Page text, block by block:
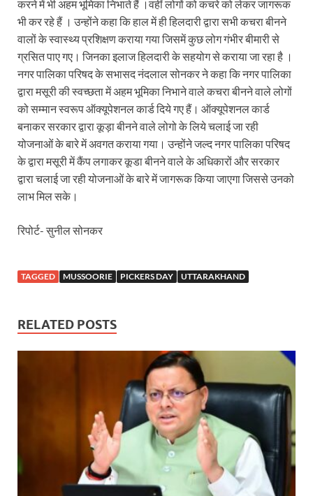
Baster’s New Picture: बस्तर की नई तस्वीर: मैदान में
पीएम मोदी के संबोधन की बड़ी बातें
Modern Composite Sleepers: एआई की मदद से ट्रैक
Char Dham Yatra Action Plan: चारधाम यात्रा-
Katra Banihal Special Train: कटरा – बनिहाल के
Aerial Survey: सीएम योगी के निर्देश पर उप मुख्यमंत्री व
Ancient Manuscripts: वैश्विक मंच तक पहुंचेगा भारतीय
Mann Ki Baat: प्रधानमंत्री नरेंद्र मोदी ने देशवासियों को
Mandir Cluster Model: पुरा महादेव मंदिर का ‘मंदिर
MMMUT Girls Hostel: एमएमएमयूटी में साइबर फोरेंसिक
Indian Railway Action: भारतीय रेलवे की बड़ी करवाई,
NCBC Chairman: साध्वी निरंजन ज्योति बनी राष्ट्रीय
मिलावटखोरों पर और कसेगा सरकार का शिकंजा
करने में भी अहम भूमिका निभाते हैं ।वहीं लोगों को कचरे को लेकर जागरूक
भी कर रहे हैं । उन्होंने कहा कि हाल में ही हिलदारी द्वारा सभी कचरा बीनने
वालों के स्वास्थ्य प्रशिक्षण कराया गया जिसमें कुछ लोग गंभीर बीमारी से
ग्रसित पाए गए। जिनका इलाज हिलदारी के सहयोग से कराया जा रहा है ।
नगर पालिका परिषद के सभासद नंदलाल सोनकर ने कहा कि नगर पालिका
द्वारा मसूरी की स्वच्छता में अहम भूमिका निभाने वाले कचरा बीनने वाले लोगों
को सम्मान स्वरूप ऑक्यूपेशनल कार्ड दिये गए हैं। ऑक्यूपेशनल कार्ड
बनाकर सरकार द्वारा कूड़ा बीनने वाले लोगो के लिये चलाई जा रही
योजनाओं के बारे में अवगत कराया गया। उन्होंने जल्द नगर पालिका परिषद
के द्वारा मसूरी में कैंप लगाकर कूडा बीनने वाले के अधिकारों और सरकार
द्वारा चलाई जा रही योजनाओं के बारे में जागरूक किया जाएगा जिससे उनको
लाभ मिल सके।
रिपोर्ट- सुनील सोनकर
TAGGED MUSSOORIE PICKERS DAY UTTARAKHAND
RELATED POSTS